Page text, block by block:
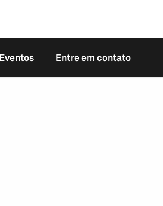
Eventos Entre em contato